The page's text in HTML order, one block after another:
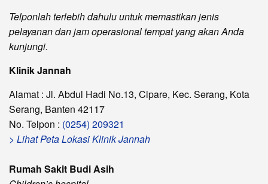
Telponlah terlebih dahulu untuk memastikan jenis
pelayanan dan jam operasional tempat yang akan Anda
kunjungi.
Klinik Jannah
Alamat : Jl. Abdul Hadi No.13, Cipare, Kec. Serang, Kota
Serang, Banten 42117
No. Telpon : (0254) 209321
> Lihat Peta Lokasi Klinik Jannah
Rumah Sakit Budi Asih